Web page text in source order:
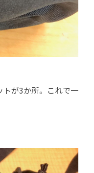
が3か所。これで一